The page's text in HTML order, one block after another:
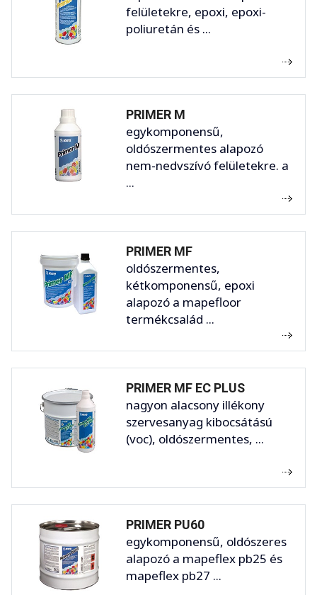
felületekre, epoxi, epoxi-
poliuretán és ...
PRIMER M
egykomponensű,
oldószermentes alapozó
nem-nedvszívó felületekre. a
...
PRIMER MF
oldószermentes,
kétkomponensű, epoxi
alapozó a mapefloor
termékcsalád ...
PRIMER MF EC PLUS
nagyon alacsony illékony
szervesanyag kibocsátású
(voc), oldószermentes, ...
PRIMER PU60
egykomponensű, oldószeres
alapozó a mapeflex pb25 és
mapeflex pb27 ...